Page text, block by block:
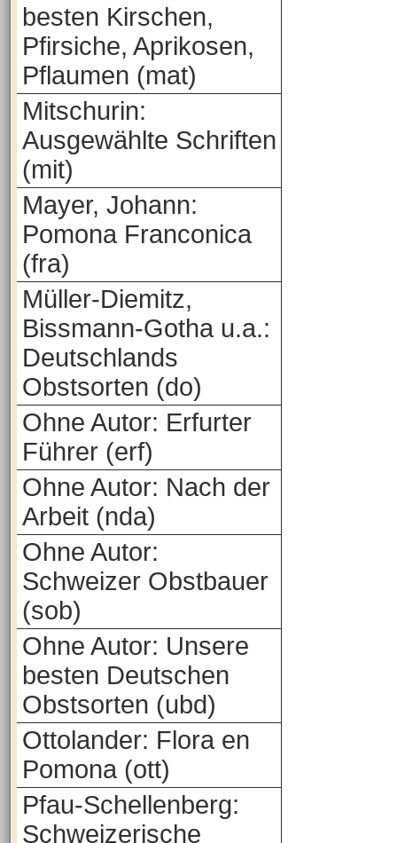
besten Kirschen,
Pfirsiche, Aprikosen,
Pflaumen (mat)
Mitschurin:
Ausgewählte Schriften
(mit)
Mayer, Johann:
Pomona Franconica
(fra)
Müller-Diemitz,
Bissmann-Gotha u.a.:
Deutschlands
Obstsorten (do)
Ohne Autor: Erfurter
Führer (erf)
Ohne Autor: Nach der
Arbeit (nda)
Ohne Autor:
Schweizer Obstbauer
(sob)
Ohne Autor: Unsere
besten Deutschen
Obstsorten (ubd)
Ottolander: Flora en
Pomona (ott)
Pfau-Schellenberg:
Schweizerische